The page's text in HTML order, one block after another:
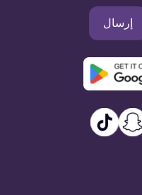
إرسال